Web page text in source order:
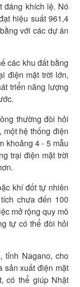
đáng khích lệ. Nó
hiệu suất 961,4
với các dự án
các khu đất bằng
điện mặt trời lớn,
triển năng lượng
thường đòi hỏi
hệ thống điện
khoảng 4 - 5 mẫu
trại điện mặt trời
khí đốt tự nhiên
chưa đến 100
mở rộng quy mô
tự có thể đòi hỏi
tỉnh Nagano, cho
sản xuất điện mặt
có thể giúp Nhật